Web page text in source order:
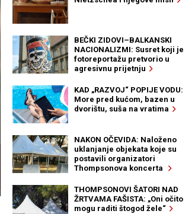
BEČKI ZIDOVI–BALKANSKI
NACIONALIZMI: Susret koji je
fotoreportažu pretvorio u
agresivnu prijetnju
KAD „RAZVOJ“ POPIJE VODU:
More pred kućom, bazen u
dvorištu, suša na vratima
NAKON OČEVIDA: Naloženo
uklanjanje objekata koje su
postavili organizatori
Thompsonova koncerta
THOMPSONOVI ŠATORI NAD
ŽRTVAMA FAŠISTA: „Oni očito
mogu raditi štogod žele“